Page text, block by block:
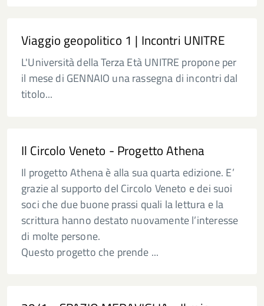
Viaggio geopolitico 1 | Incontri UNITRE
L'Università della Terza Età UNITRE propone per
il mese di GENNAIO una rassegna di incontri dal
titolo...
Il Circolo Veneto - Progetto Athena
Il progetto Athena è alla sua quarta edizione. E’
grazie al supporto del Circolo Veneto e dei suoi
soci che due buone prassi quali la lettura e la
scrittura hanno destato nuovamente l’interesse
di molte persone.
Questo progetto che prende ...